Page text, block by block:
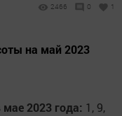
2466 0 1
на май 2023
2023 года: 1, 9,